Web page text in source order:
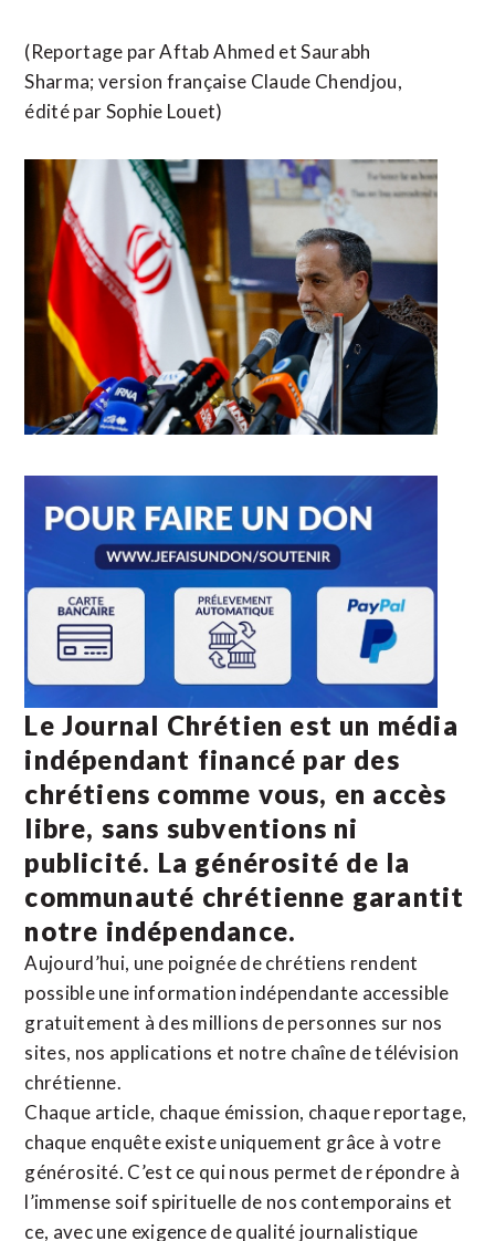
(Reportage par Aftab ⁠Ahmed et Saurabh
Sharma; version française Claude ​Chendjou,
édité par ​Sophie Louet)
Le Journal Chrétien est un média
indépendant financé par des
chrétiens comme vous, en accès
libre, sans subventions ni
publicité. La générosité de la
communauté chrétienne garantit
notre indépendance.
Aujourd’hui, une poignée de chrétiens rendent
possible une information indépendante accessible
gratuitement à des millions de personnes sur nos
sites, nos applications et notre chaîne de télévision
chrétienne.
Chaque article, chaque émission, chaque reportage,
chaque enquête existe uniquement grâce à votre
générosité. C’est ce qui nous permet de répondre à
l’immense soif spirituelle de nos contemporains et
ce, avec une exigence de qualité journalistique